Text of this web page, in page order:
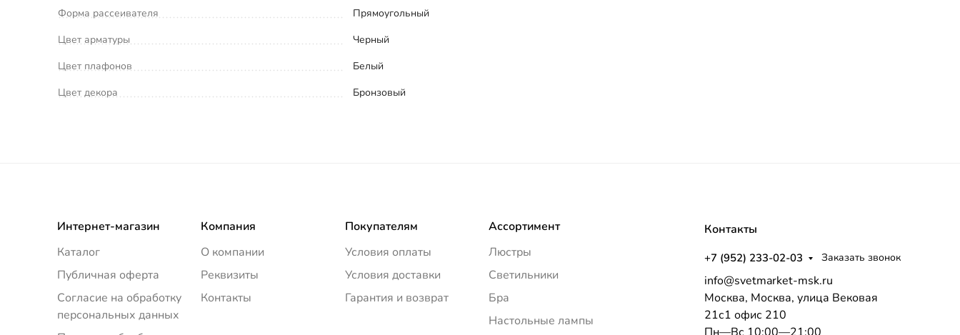
Форма рассеивателя
Прямоугольный
Цвет арматуры
Черный
Цвет плафонов
Белый
Цвет декора
Бронзовый
Интернет-магазин
Каталог
Публичная оферта
Согласие на обработку
персональных данных
Компания
О компании
Реквизиты
Контакты
Покупателям
Условия оплаты
Условия доставки
Гарантия и возврат
Ассортимент
Люстры
Светильники
Бра
Настольные лампы
Контакты
+7 (952) 233-02-03 Заказать звонок
info@svetmarket-msk.ru
Москва, Москва, улица Вековая
21с1 офис 210